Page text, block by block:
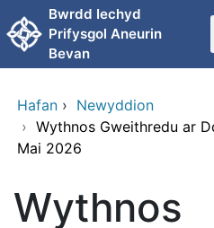
Neidio i'r prif gynnwy
Bwrdd Iechyd
Prifysgol Aneurin
Bevan
Hafan › Newyddion
› Wythnos Gweithredu ar
Mai 2026
Wythnos